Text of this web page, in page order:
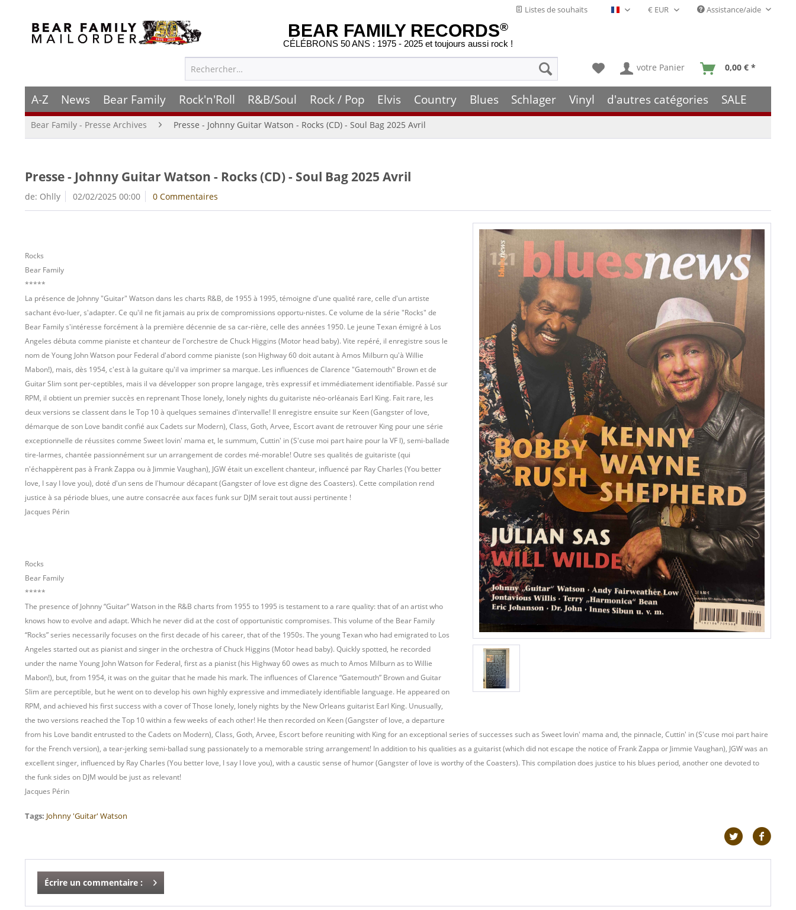
Listes de souhaits Français- FR Assistance/aide
BEAR FAMILY RECORDS®
CÉLÉBRONS 50 ANS : 1975 - 2025 et toujours aussi rock !
votre Panier 0,00 € *
A-Z News Bear Family Rock'n'Roll R&B/Soul Rock / Pop Elvis Country Blues Schlager Vinyl d'autres catégories SALE
Bear Family - Presse Archives Presse - Johnny Guitar Watson - Rocks (CD) - Soul Bag 2025 Avril
Presse - Johnny Guitar Watson - Rocks (CD) - Soul Bag 2025 Avril
de: Ohlly 02/02/2025 00:00 0 Commentaires
Rocks
Bear Family
*****
La présence de Johnny "Guitar" Watson dans les charts R&B, de 1955 à 1995, témoigne d'une qualité rare, celle d'un artiste
sachant évo-luer, s'adapter. Ce qu'il ne fit jamais au prix de compromissions opportu-nistes. Ce volume de la série "Rocks" de
Bear Family s'intéresse forcément à la première décennie de sa car-rière, celle des années 1950. Le jeune Texan émigré à Los
Angeles débuta comme pianiste et chanteur de l'orchestre de Chuck Higgins (Motor head baby). Vite repéré, il enregistre sous le
nom de Young John Watson pour Federal d'abord comme pianiste (son Highway 60 doit autant à Amos Milburn qu'à Willie
Mabon!), mais, dès 1954, c'est à la guitare qu'il va imprimer sa marque. Les influences de Clarence "Gatemouth" Brown et de
Guitar Slim sont per-ceptibles, mais il va développer son propre langage, très expressif et immédiatement identifiable. Passé sur
RPM, il obtient un premier succès en reprenant Those lonely, lonely nights du guitariste néo-orléanais Earl King. Fait rare, les
deux versions se classent dans le Top 10 à quelques semaines d'intervalle! Il enregistre ensuite sur Keen (Gangster of love,
démarque de son Love bandit confié aux Cadets sur Modern), Class, Goth, Arvee, Escort avant de retrouver King pour une série
exceptionnelle de réussites comme Sweet lovin' mama et, le summum, Cuttin' in (S'cuse moi part haire pour la VF l), semi-ballade
tire-larmes, chantée passionnément sur un arrangement de cordes mé-morable! Outre ses qualités de guitariste (qui
n'échappèrent pas à Frank Zappa ou à Jimmie Vaughan), JGW était un excellent chanteur, influencé par Ray Charles (You better
love, I say I love you), doté d'un sens de l'humour décapant (Gangster of love est digne des Coasters). Cette compilation rend
justice à sa période blues, une autre consacrée aux faces funk sur DJM serait tout aussi pertinente !
Jacques Périn
Rocks
Bear Family
*****
The presence of Johnny “Guitar” Watson in the R&B charts from 1955 to 1995 is testament to a rare quality: that of an artist who
knows how to evolve and adapt. Which he never did at the cost of opportunistic compromises. This volume of the Bear Family
“Rocks” series necessarily focuses on the first decade of his career, that of the 1950s. The young Texan who had emigrated to Los
Angeles started out as pianist and singer in the orchestra of Chuck Higgins (Motor head baby). Quickly spotted, he recorded
under the name Young John Watson for Federal, first as a pianist (his Highway 60 owes as much to Amos Milburn as to Willie
Mabon!), but, from 1954, it was on the guitar that he made his mark. The influences of Clarence “Gatemouth” Brown and Guitar
Slim are perceptible, but he went on to develop his own highly expressive and immediately identifiable language. He appeared on
RPM, and achieved his first success with a cover of Those lonely, lonely nights by the New Orleans guitarist Earl King. Unusually,
the two versions reached the Top 10 within a few weeks of each other! He then recorded on Keen (Gangster of love, a departure
from his Love bandit entrusted to the Cadets on Modern), Class, Goth, Arvee, Escort before reuniting with King for an exceptional series of successes such as Sweet lovin' mama and, the pinnacle, Cuttin' in (S'cuse moi part haire
for the French version), a tear-jerking semi-ballad sung passionately to a memorable string arrangement! In addition to his qualities as a guitarist (which did not escape the notice of Frank Zappa or Jimmie Vaughan), JGW was an
excellent singer, influenced by Ray Charles (You better love, I say I love you), with a caustic sense of humor (Gangster of love is worthy of the Coasters). This compilation does justice to his blues period, another one devoted to
the funk sides on DJM would be just as relevant!
Jacques Périn
Tags: Johnny 'Guitar' Watson
Écrire un commentaire :